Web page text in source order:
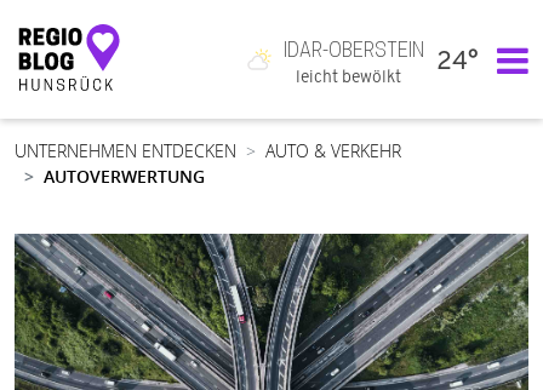
Hauptnavigation
IDAR-OBERSTEIN
leicht bewölkt
24°
UNTERNEHMEN ENTDECKEN
AUTO & VERKEHR
AUTOVERWERTUNG